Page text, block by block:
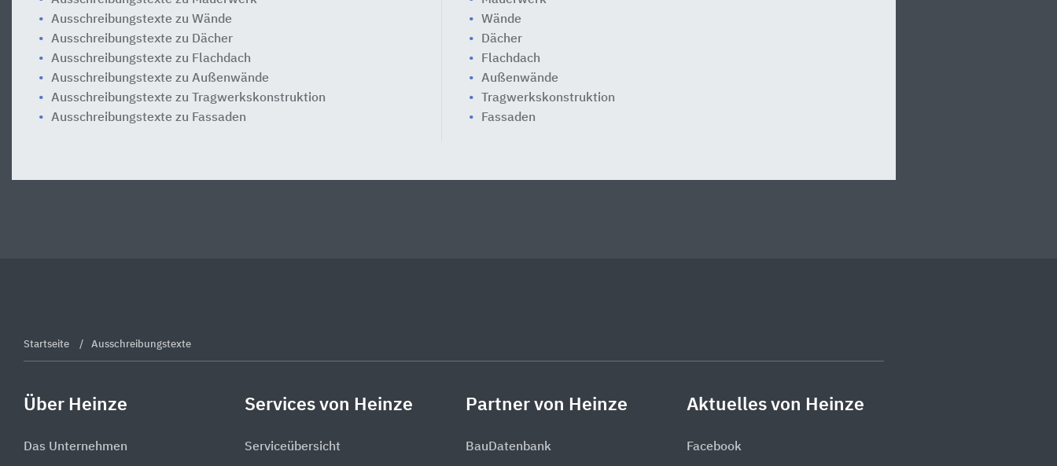
Ausschreibungstexte zu Wände
Ausschreibungstexte zu Dächer
Ausschreibungstexte zu Flachdach
Ausschreibungstexte zu Außenwände
Ausschreibungstexte zu Tragwerkskonstruktion
Ausschreibungstexte zu Fassaden
Wände
Dächer
Flachdach
Außenwände
Tragwerkskonstruktion
Fassaden
Startseite Ausschreibungstexte
Über Heinze
Das Unternehmen
Services von Heinze
Serviceübersicht
Partner von Heinze
BauDatenbank
Aktuelles von Heinze
Facebook